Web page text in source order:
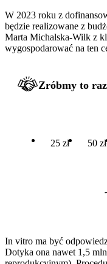
W 2023 roku z
będzie realizowane z
Marta Michalska-Wilk z
wygospodarować na ten
Zróbmy to
25 zł 50 zł
In vitro ma być
Dotyka ona nawet 1,5